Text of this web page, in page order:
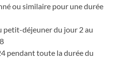
ou similaire pour une durée
petit-déjeuner du jour 2 au
pendant toute la durée du